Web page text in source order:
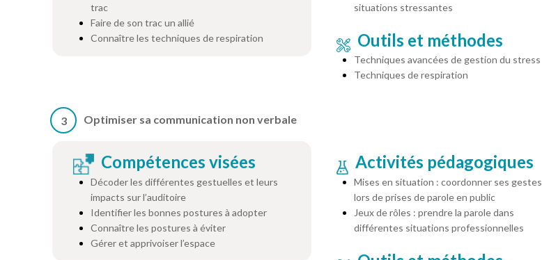
trac
Faire de son trac un allié
Connaître les techniques de respiration
situations stressantes
Outils et méthodes
Techniques avancées de gestion du stress
Techniques de respiration
3 Optimiser sa communication non verbale
Compétences visées
Décoder les différentes gestuelles et leurs
impacts sur l’auditoire
Identifier les bonnes postures à adopter
Connaître les postures à éviter
Gérer et apprivoiser l’espace
Activités pédagogiques
Mises en situation : coordonner ses gestes
lors de prises de parole en public
Jeux de rôles : prendre la parole dans
différentes situations professionnelles